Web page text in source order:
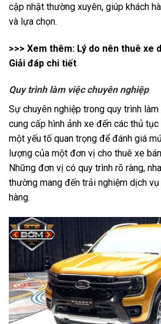
cập nhật thường xuyên, giúp khách
và lựa chọn.
>>> Xem thêm: Lý do nên thuê xe
Giải đáp chi tiết
Quy trình làm việc chuyên nghiệp
Sự chuyên nghiệp trong quy trình
cung cấp hình ảnh xe đến các thủ
một yếu tố quan trọng để đánh giá
lượng của một đơn vị cho thuê xe
Những đơn vị có quy trình rõ ràng,
thường mang đến trải nghiệm dịch
hàng.